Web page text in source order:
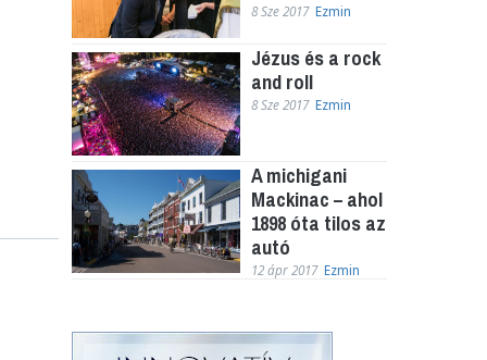
8 Sze 2017 Ezmin
Jézus és a rock
and roll
8 Sze 2017 Ezmin
A michigani
Mackinac – ahol
1898 óta tilos az
autó
12 ápr 2017 Ezmin